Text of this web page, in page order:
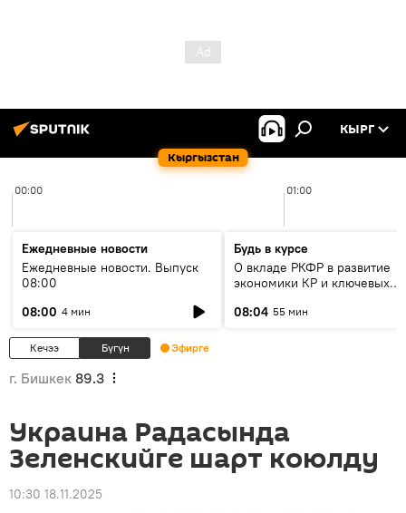
Кыргызстан
КЫРГ
00:00 01:00
Ежедневные новости
Ежедневные новости. Выпуск
08:00
08:00 4 мин
Будь в курсе
О вкладе РКФР в развитие
экономики КР и ключевых
08:04 55 мин
Кечээ Бүгүн Эфирге
г. Бишкек 89.3
Украина Радасында
Зеленскийге шарт коюлду
10:30 18.11.2025